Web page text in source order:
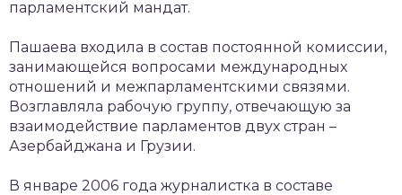
парламентский мандат.
Пашаева входила в состав постоянной комиссии,
занимающейся вопросами международных
отношений и межпарламентскими связями.
Возглавляла рабочую группу, отвечающую за
взаимодействие парламентов двух стран –
Азербайджана и Грузии.
В январе 2006 года журналистка в составе